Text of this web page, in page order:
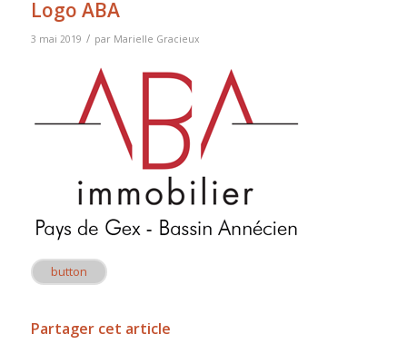
Logo ABA
3 mai 2019 / par Marielle Gracieux
button
Partager cet article